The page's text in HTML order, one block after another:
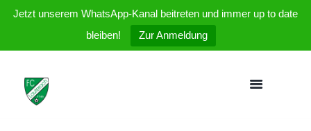
Jetzt unserem WhatsApp-Kanal beitreten und immer up to date
bleiben!
Zur Anmeldung